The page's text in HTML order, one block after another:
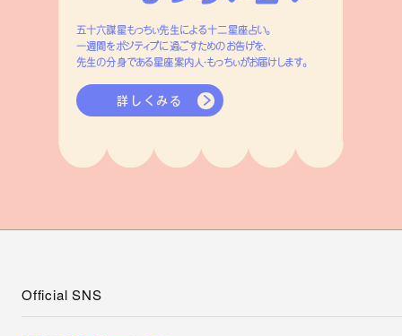
五十六謀星もっちぃ先生による十二星座占い。
一週間をポジティブに過ごすためのお告げを、
先生の分身である星座案内人・もっちぃがお届けします。
詳しくみる
Official SNS